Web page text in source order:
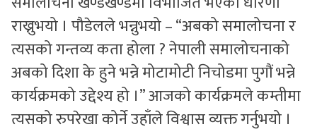
राख्नुभयो । पौडेलले भन्नुभयो – “अबको समालोचना र
त्यसको गन्तव्य कता होला ? नेपाली समालोचनाको
अबको दिशा के हुने भन्ने मोटामोटी निचोडमा पुगौं भन्ने
कार्यक्रमको उद्देश्य हो ।” आजको कार्यक्रमले कम्तीमा
त्यसको रुपरेखा कोर्ने उहाँले विश्वास व्यक्त गर्नुभयो ।